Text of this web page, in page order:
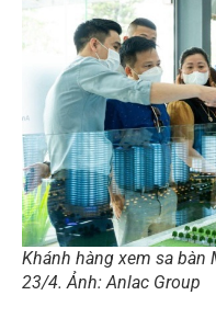
Khánh hàng xem sa bàn
23/4. Ảnh: Anlac Group